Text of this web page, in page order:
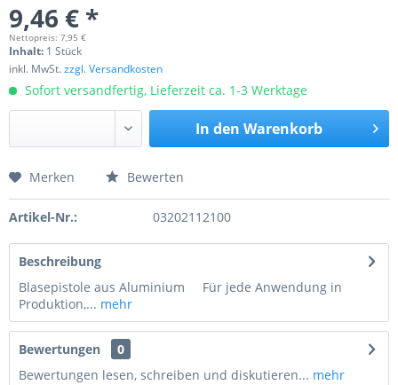
9,46 € *
Nettopreis: 7,95 €
Inhalt: 1 Stück
inkl. MwSt.zzgl. Versandkosten
Sofort versandfertig, Lieferzeit ca. 1-3 Werktage
In den Warenkorb
Preis anfragen
Merken Bewerten
Artikel-Nr.: 03202112100
Beschreibung
Blasepistole aus Aluminium Für jede Anwendung in
Produktion,... mehr
Bewertungen
0
Bewertungen lesen, schreiben und diskutieren... mehr